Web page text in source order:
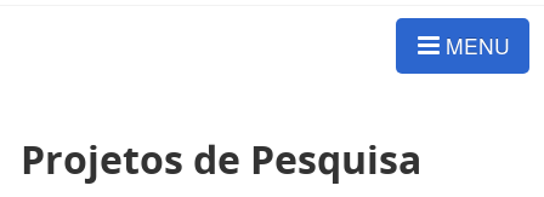
MENU
Projetos de Pesquisa